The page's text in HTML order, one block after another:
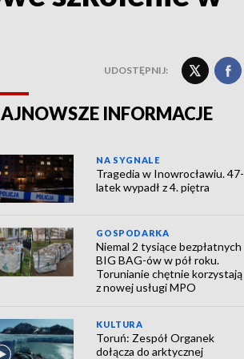
UDOSTĘPNIJ:
INFORMACJE
NA SYGNALE
Tragedia w Inowrocławiu. 47-
latek wypadł z 4. piętra
GOSPODARKA
Niemal 2 tysiące bezpłatnych
BIG BAG-ów w pół roku.
Torunianie chętnie korzystają
z nowej usługi MPO
KULTURA
Toruń: Zespół Organek
dołącza do arktycznej